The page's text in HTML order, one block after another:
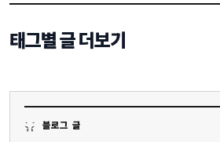
블로그 글
태그별 글 더보기